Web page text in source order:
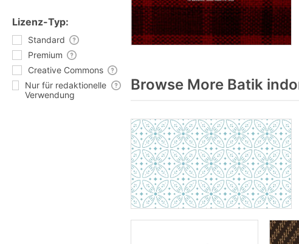
Lizenz-Typ:
Standard
Premium
Creative Commons
Nur für redaktionelle
Verwendung
Browse More Batik